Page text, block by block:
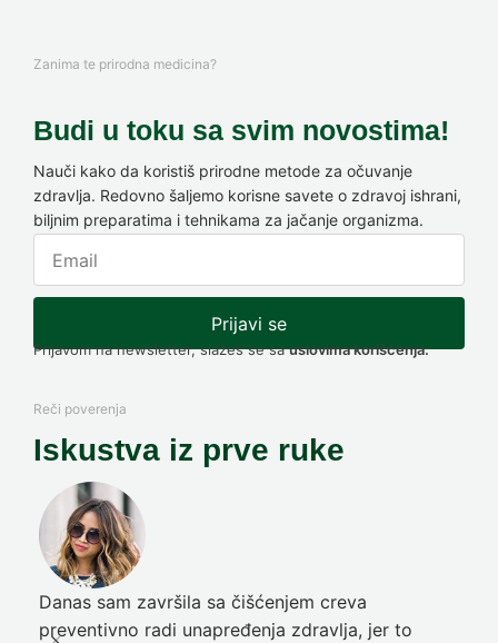
Zanima te prirodna medicina?
Budi u toku sa svim novostima!
Nauči kako da koristiš prirodne metode za očuvanje
zdravlja. Redovno šaljemo korisne savete o zdravoj ishrani,
biljnim preparatima i tehnikama za jačanje organizma.
Prijavi se
Prijavom na newsletter, slažeš se sauslovima korišćenja.
Reči poverenja
Iskustva iz prve ruke
Danas sam završila sa čišćenjem creva
preventivno radi unapređenja zdravlja, jer to